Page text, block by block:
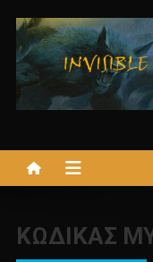
στο
περιεχόμενο
ΚΩΔΙΚΑΣ